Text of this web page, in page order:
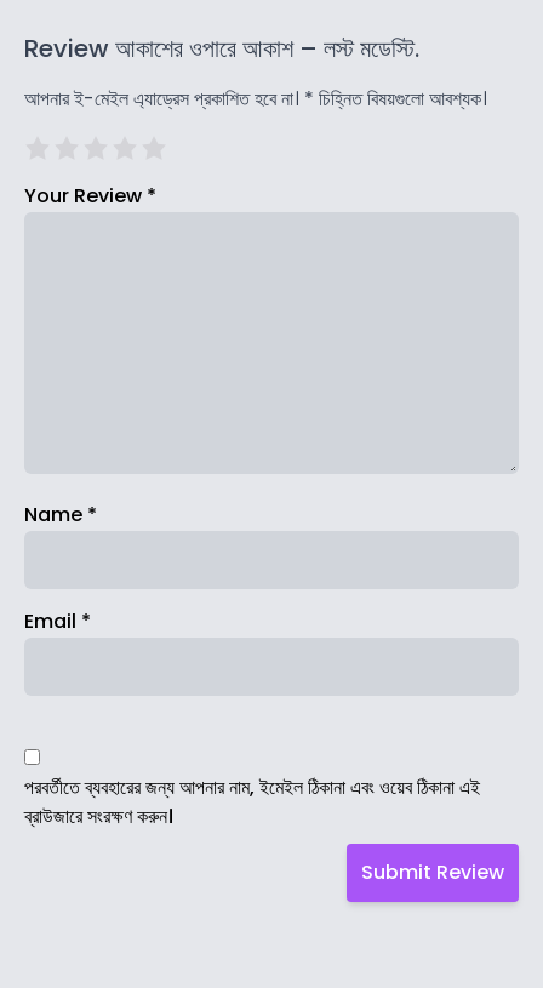
Review আকাশের ওপারে আকাশ – লস্ট মডেস্টি.
আপনার ই-মেইল এ্যাড্রেস প্রকাশিত হবে না। * চিহ্নিত বিষয়গুলো আবশ্যক।
Your Review *
Name *
Email *
পরবর্তীতে ব্যবহারের জন্য আপনার নাম, ইমেইল ঠিকানা এবং ওয়েব ঠিকানা এই
ব্রাউজারে সংরক্ষণ করুন।